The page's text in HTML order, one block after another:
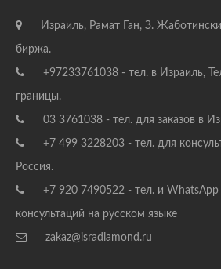
Израиль, Рамат Ган, З.
биржа.
+97233761038 - тел. в Израиль,
границы.
03 3761038 - тел. для заказов в
+7 499 3228203 - тел. для
Россия.
+7 920 7490522 - тел. и WhatsApp
консультаций на русском языке
zakaz@isradiamond.ru